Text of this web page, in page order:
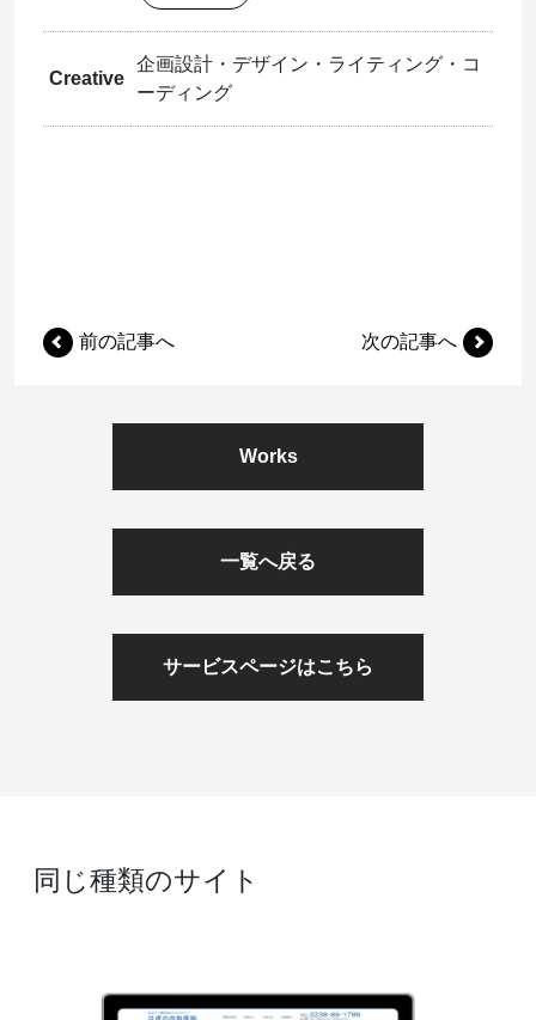
Creative
企画設計・デザイン・ライティング・コ
ーディング
前の記事へ 次の記事へ
Works
一覧へ戻る
サービスページはこちら
同じ種類のサイト